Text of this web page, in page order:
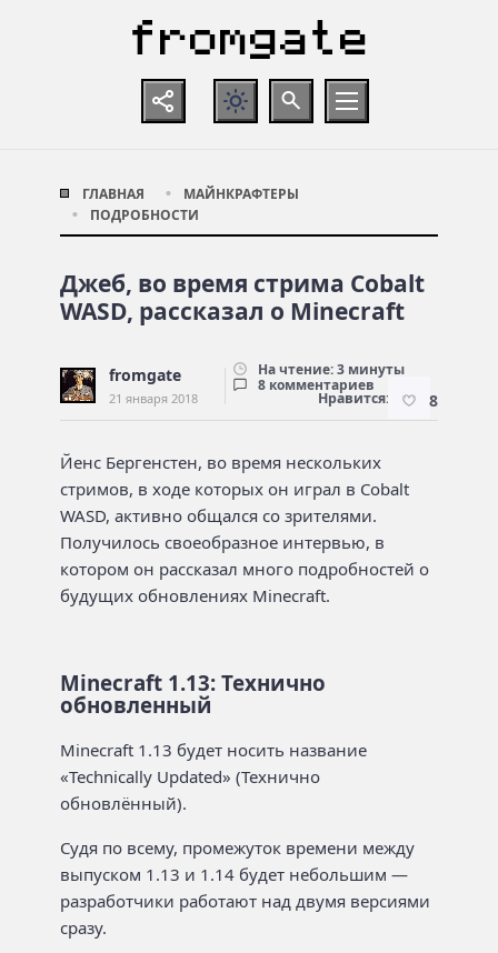
ГЛАВНАЯ
МАЙНКРАФТЕРЫ
ПОДРОБНОСТИ
Джеб, во время стрима Cobalt
WASD, рассказал о Minecraft
fromgate
21 января 2018
На чтение: 3 минуты
8 комментариев
Нравится: 8
Йенс Бергенстен, во время нескольких
стримов, в ходе которых он играл в Cobalt
WASD, активно общался со зрителями.
Получилось своеобразное интервью, в
котором он рассказал много подробностей о
будущих обновлениях Minecraft.
Minecraft 1.13: Технично
обновленный
Minecraft 1.13 будет носить название
«Technically Updated» (Технично
обновлённый).
Судя по всему, промежуток времени между
выпуском 1.13 и 1.14 будет небольшим —
разработчики работают над двумя версиями
сразу.